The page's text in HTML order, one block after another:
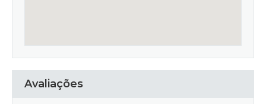
Avaliações